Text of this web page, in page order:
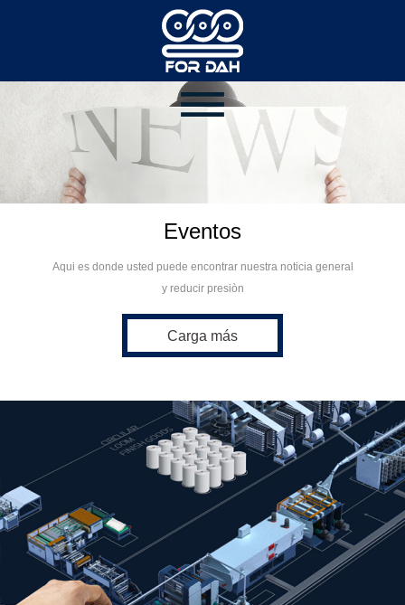
Eventos
Aqui es donde usted puede encontrar nuestra noticia general
y reducir presiòn
Carga más